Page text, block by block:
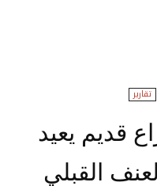
تقارير
قديم يعيد
القبلي